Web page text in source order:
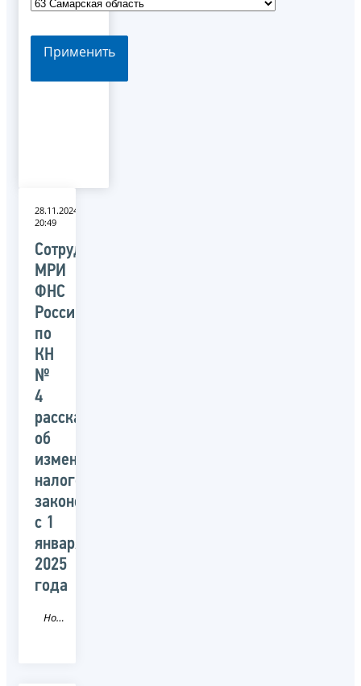
Применить
28.11.2024
20:49
Сотрудники
МРИ
ФНС
России
по
КН
№
4
рассказали
об
изменениях
налогового
законодательства
с 1
января
2025
года
Новость